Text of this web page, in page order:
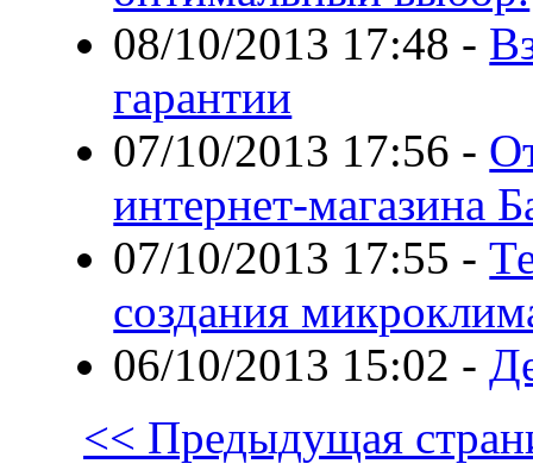
08/10/2013 17:48 -
гарантии
07/10/2013 17:56 -
интернет-магазина
07/10/2013 17:55 -
создания
06/10/2013 15:02 -
<< Предыдущая